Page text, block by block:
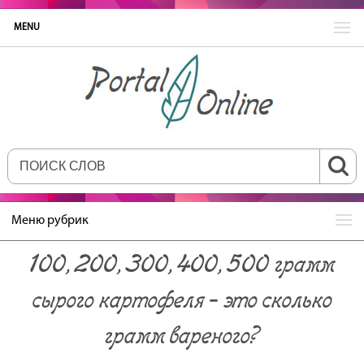
MENU
Меню рубрик
100, 200, 300, 400, 500 грамм
сырого картофеля ‐ это сколько
грамм вареного?